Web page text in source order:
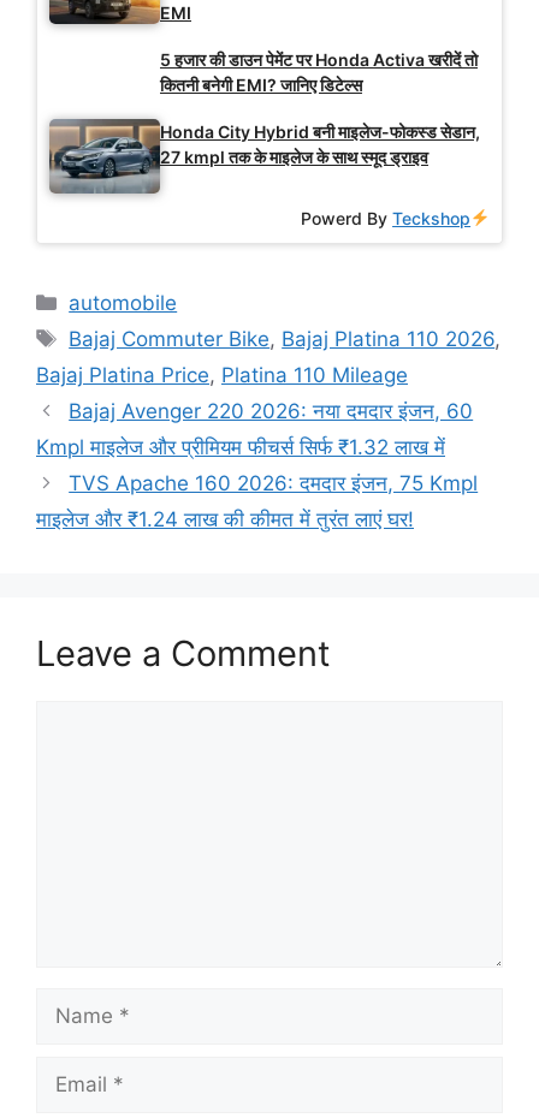
EMI
5 हजार की डाउन पेमेंट पर Honda Activa खरीदें तो
कितनी बनेगी EMI? जानिए डिटेल्स
Honda City Hybrid बनी माइलेज-फोकस्ड सेडान,
27 kmpl तक के माइलेज के साथ स्मूद ड्राइव
Powerd ByTeckshop
Categories
automobile
Tags
Bajaj Commuter Bike, Bajaj Platina 110 2026,
Bajaj Platina Price, Platina 110 Mileage
Bajaj Avenger 220 2026: नया दमदार इंजन, 60
Kmpl माइलेज और प्रीमियम फीचर्स सिर्फ ₹1.32 लाख में
TVS Apache 160 2026: दमदार इंजन, 75 Kmpl
माइलेज और ₹1.24 लाख की कीमत में तुरंत लाएं घर!
Leave a Comment